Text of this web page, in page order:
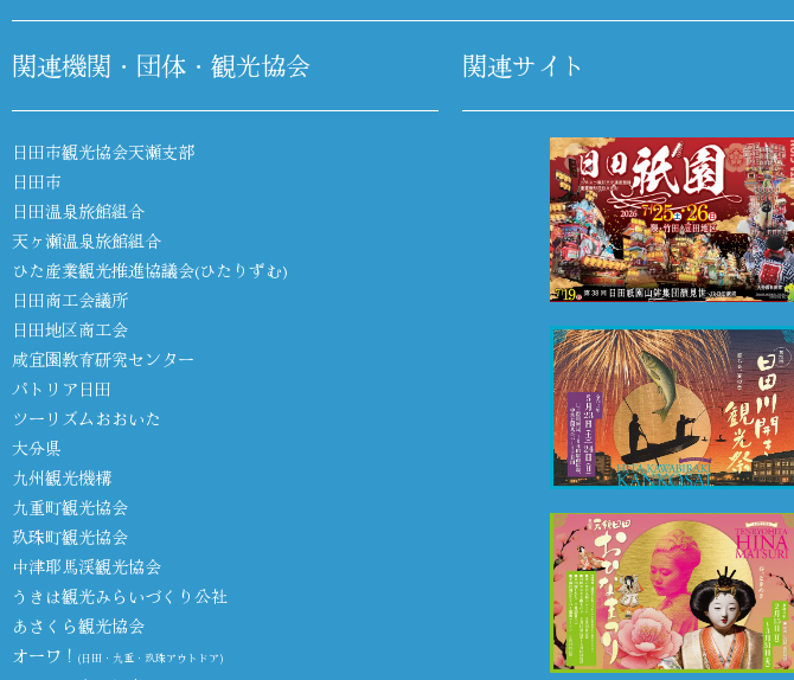
関連機関・団体・観光協会
日田市観光協会天瀬支部
日田市
日田温泉旅館組合
天ヶ瀬温泉旅館組合
ひた産業観光推進協議会(ひたりずむ)
日田商工会議所
日田地区商工会
咸宜園教育研究センター
パトリア日田
ツーリズムおおいた
大分県
九州観光機構
九重町観光協会
玖珠町観光協会
中津耶馬渓観光協会
うきは観光みらいづくり公社
あさくら観光協会
オーワ！ (日田・九重・玖珠アウトドア)
関連サイト